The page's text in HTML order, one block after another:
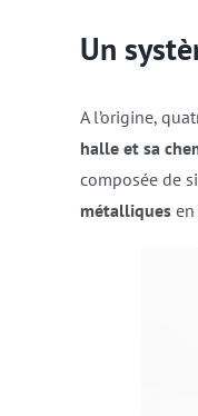
Un
A l’origine,
halle et sa
composée de
métalliques